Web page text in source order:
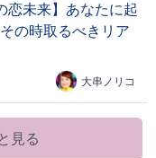
恋未来】あなたに起
の時取るべきリア
大串ノリコ
見る